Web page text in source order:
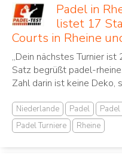
Padel in
listet 17
Courts in Rheine
„Dein nächstes Turnier
Satz begrüßt padel-
Zahl darin ist keine Deko,
Niederlande Padel
Padel Turniere
Rheine